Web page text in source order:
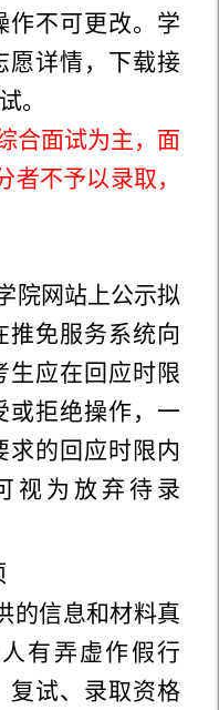
作不可更改。学
愿详情，下载接
。
合面试为主，面
者不予以录取，
院网站上公示拟
推免服务系统向
生应在回应时限
或拒绝操作，一
求的回应时限内
视为放弃待录
的信息和材料真
有弄虚作假行
复试、录取资格